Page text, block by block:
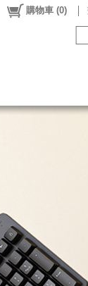
購物車 (0)